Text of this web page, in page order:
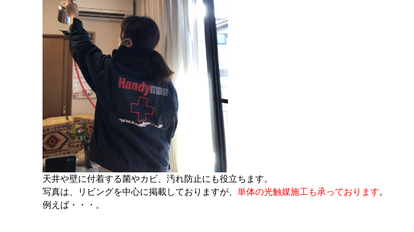
天井や壁に付着する菌やカビ、汚れ防止にも役立ちます。
写真は、リビングを中心に掲載しておりますが、 単体の光触媒施工も承っております。
例えば・・・。